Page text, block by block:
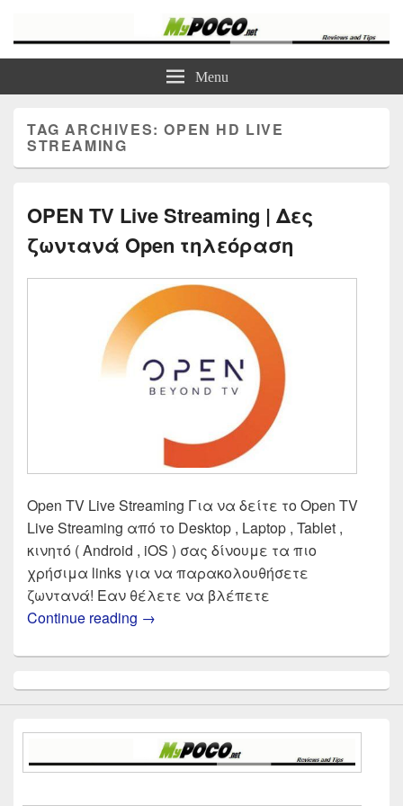
Τα καλύτερα Reviews , Συγκρίσεις , VPN , Webhosting
Menu
TAG ARCHIVES:OPEN HD LIVE
STREAMING
OPEN TV Live Streaming | Δες
ζωντανά Open τηλεόραση
Open TV Live Streaming Για να δείτε το Open TV
Live Streaming από το Desktop , Laptop , Tablet ,
κινητό ( Android , iOS ) σας δίνουμε τα πιο
χρήσιμα links για να παρακολουθήσετε
ζωντανά! Εαν θέλετε να βλέπετε
Continue reading OPEN TV Live Streaming | Δες
→
Sidebar
Widget